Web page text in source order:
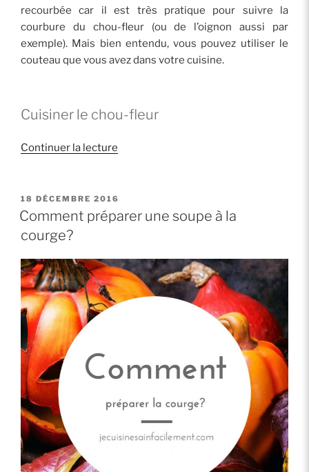
recourbée car il est très pratique pour suivre la
courbure du chou-fleur (ou de l’oignon aussi par
exemple). Mais bien entendu, vous pouvez utiliser le
couteau que vous avez dans votre cuisine.
Cuisiner le chou-fleur
Continuer la lecture
saison:
comment
chou-
fleur »
PUBLIÉ
LE
18 DÉCEMBRE 2016
Comment préparer une soupe à la
courge?